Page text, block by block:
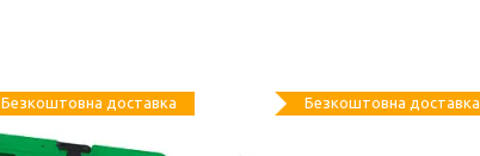
Безкоштовна доставка Безкоштовна доставка